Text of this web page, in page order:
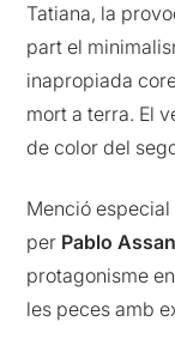
Tatiana, la
part el
inapropiada
mort a terra. El
de color del
Menció
per Pablo
protagonisme
les peces amb